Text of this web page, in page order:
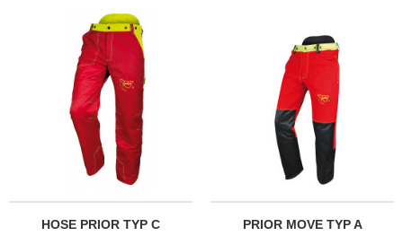
HOSE PRIOR TYP C
PRIOR MOVE TYP A